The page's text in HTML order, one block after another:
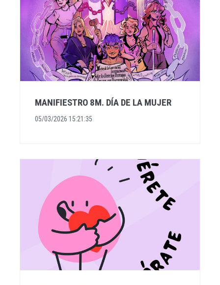
MANIFIESTRO 8M. DÍA DE LA MUJER
05/03/2026 15:21:35